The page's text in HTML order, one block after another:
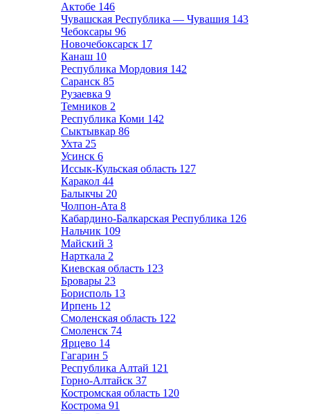
Актобе 146
Чувашская Республика — Чувашия 143
Чебоксары 96
Новочебоксарск 17
Канаш 10
Республика Мордовия 142
Саранск 85
Рузаевка 9
Темников 2
Республика Коми 142
Сыктывкар 86
Ухта 25
Усинск 6
Иссык-Кульская область 127
Каракол 44
Балыкчы 20
Чолпон-Ата 8
Кабардино-Балкарская Республика 126
Нальчик 109
Майский 3
Нарткала 2
Киевская область 123
Бровары 23
Борисполь 13
Ирпень 12
Смоленская область 122
Смоленск 74
Ярцево 14
Гагарин 5
Республика Алтай 121
Горно-Алтайск 37
Костромская область 120
Кострома 91